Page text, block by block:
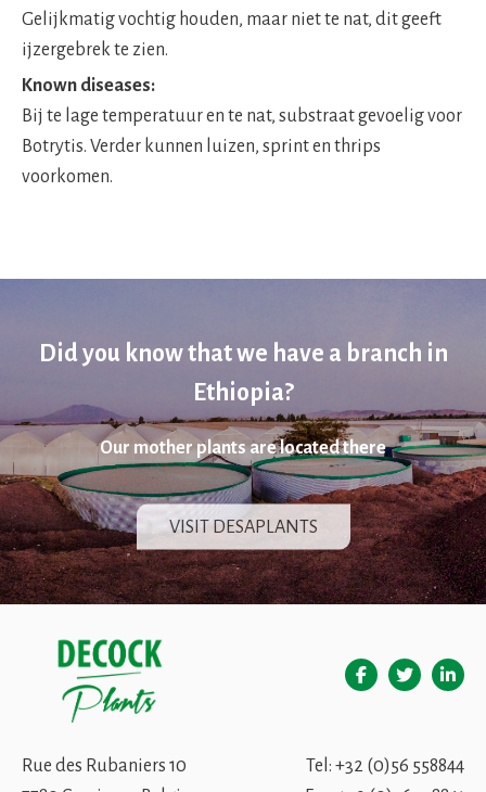
Gelijkmatig vochtig houden, maar niet te nat, dit geeft
ijzergebrek te zien.
Known diseases:
Bij te lage temperatuur en te nat, substraat gevoelig voor
Botrytis. Verder kunnen luizen, sprint en thrips
voorkomen.
Did you know that we have a branch in
Ethiopia?
Our mother plants are located there
VISIT DESAPLANTS
Rue des Rubaniers 10
Tel: +32 (0)56 558844